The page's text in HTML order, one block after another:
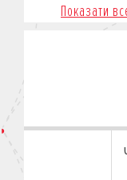
Показати